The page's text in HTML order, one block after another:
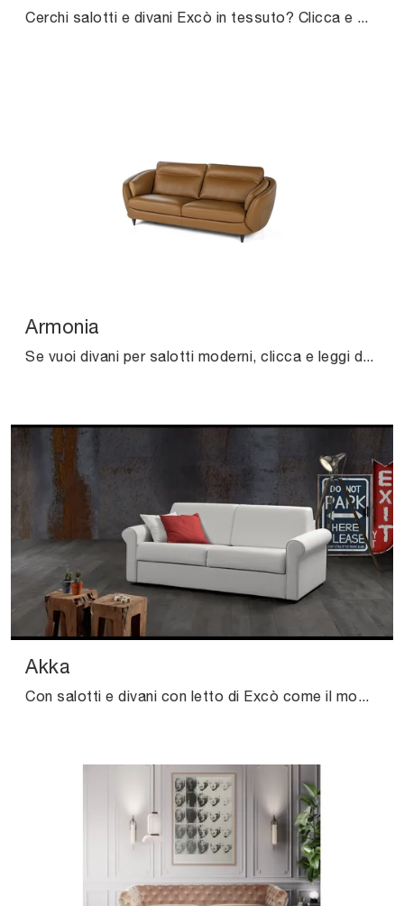
Cerchi salotti e divani Excò in tessuto? Clicca e scopri di più sul modello Gaia per spazi moderni.
Armonia
Se vuoi divani per salotti moderni, clicca e leggi di più sul modello Armonia in pelle della marca Calia.
Akka
Con salotti e divani con letto di Excò come il modello Akka in tessuto, potrai completare il tuo progetto d'arredo.